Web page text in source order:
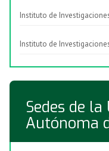
Instituto de
Instituto de
Sedes de
Autónoma